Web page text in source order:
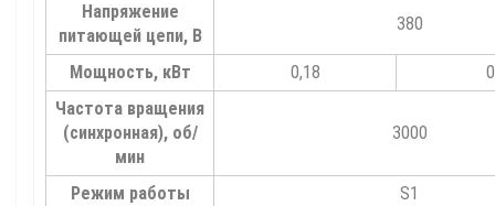
Напряжение
питающей цепи, В
380
Мощность, кВт 0,18
Частота вращения
(синхронная), об/
мин
3000
Режим работы
S1